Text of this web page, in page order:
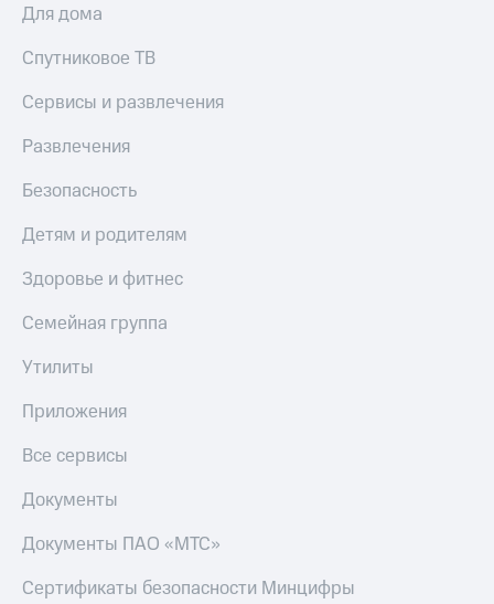
Для дома
Спутниковое ТВ
Сервисы и развлечения
Развлечения
Безопасность
Детям и родителям
Здоровье и фитнес
Семейная группа
Утилиты
Приложения
Все сервисы
Документы
Документы ПАО «МТС»
Сертификаты безопасности Минцифры